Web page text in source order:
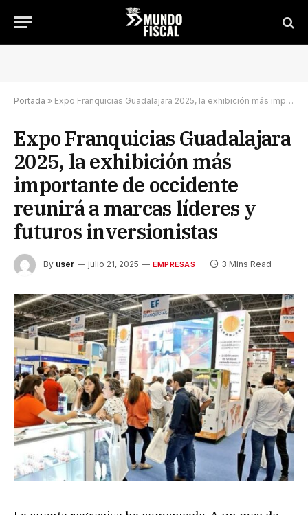
Portada » Expo Franquicias Guadalajara 2025, la exhibición más importante de occidente reunirá a marcas líderes y futuros inversionistas
Expo Franquicias Guadalajara
2025, la exhibición más
importante de occidente
reunirá a marcas líderes y
futuros inversionistas
By user julio 21, 2025 EMPRESAS 3 Mins Read